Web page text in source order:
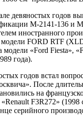
девяностых годов
М-2141-136 и
иностранного
FORD RTF
модели «Ford Fiesta»,
года).
годов встал
После
на
F3R272»
серийного